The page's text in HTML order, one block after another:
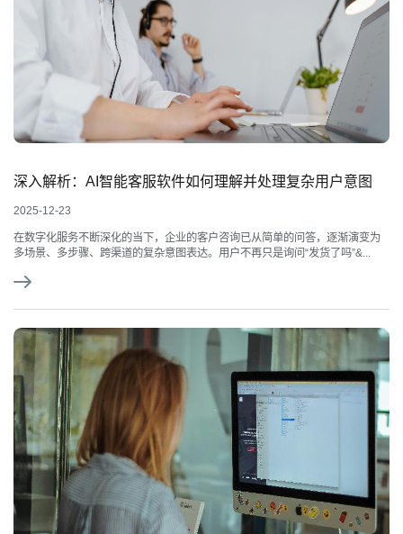
深入解析：AI智能客服软件如何理解并处理复杂用户意图
2025-12-23
在数字化服务不断深化的当下，企业的客户咨询已从简单的问答，逐渐演变为
多场景、多步骤、跨渠道的复杂意图表达。用户不再只是询问“发货了吗”&...